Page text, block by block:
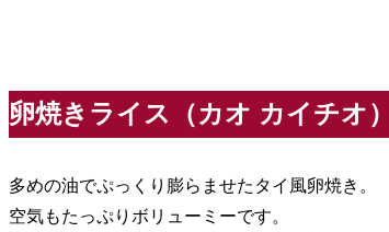
卵焼きライス（カオ カイチオ）
多めの油でぷっくり膨らませたタイ風卵焼き。
空気もたっぷりボリューミーです。